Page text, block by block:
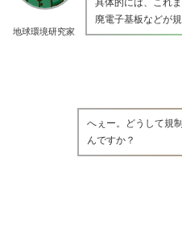
地球環境研究家
廃電子基板などが
へぇー。どうして規
んですか？